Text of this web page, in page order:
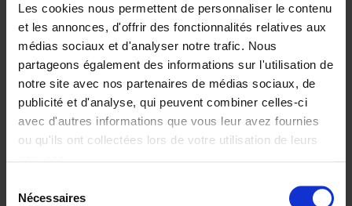
Les cookies nous permettent de personnaliser le contenu
et les annonces, d'offrir des fonctionnalités relatives aux
médias sociaux et d'analyser notre trafic. Nous
partageons également des informations sur l'utilisation de
notre site avec nos partenaires de médias sociaux, de
publicité et d'analyse, qui peuvent combiner celles-ci
avec d'autres informations que vous leur avez fournies
ou qu'ils ont collectées lors de votre utilisation de leurs
Nécessaires
Digital marketing like a PRO -
completely revised edition
Clo Willaerts
Couverture souple
2022 226
€35,50